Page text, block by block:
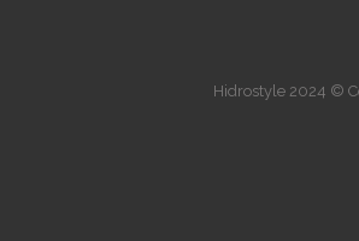
Hidrostyle 2024 ©